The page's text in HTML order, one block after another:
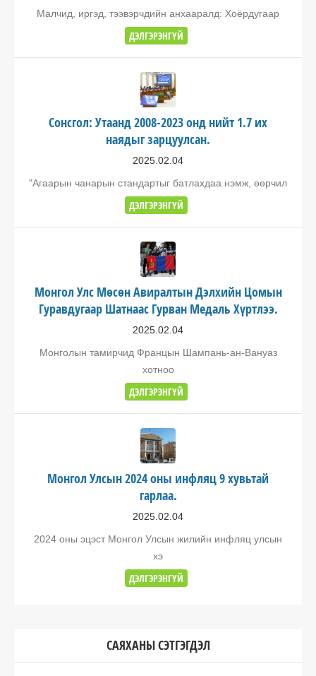
Малчид, иргэд, тээвэрчдийн анхааралд: Хоёрдугаар
ДЭЛГЭРЭНГҮЙ
Сонсгол: Утаанд 2008-2023 онд нийт 1.7 их
наядыг зарцуулсан.
2025.02.04
"Агаарын чанарын стандартыг батлахдаа нэмж, өөрчил
ДЭЛГЭРЭНГҮЙ
Монгол Улс Мөсөн Авиралтын Дэлхийн Цомын
Гуравдугаар Шатнаас Гурван Медаль Хүртлээ.
2025.02.04
Монголын тамирчид Францын Шампань-ан-Вануаз
хотноо
ДЭЛГЭРЭНГҮЙ
Монгол Улсын 2024 оны инфляц 9 хувьтай
гарлаа.
2025.02.04
2024 оны эцэст Монгол Улсын жилийн инфляц улсын
хэ
ДЭЛГЭРЭНГҮЙ
САЯХАНЫ СЭТГЭГДЭЛ